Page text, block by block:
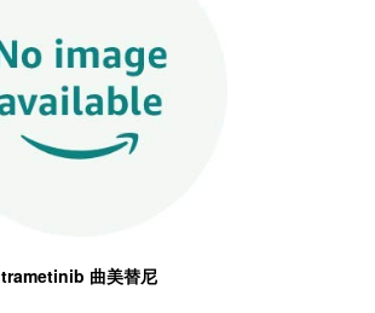
trametinib 曲美替尼